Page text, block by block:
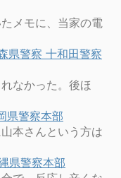
メモに、当家の電
県警察 十和田警察
なかった。後ほ
県警察本部
本さんという方は
県警察本部